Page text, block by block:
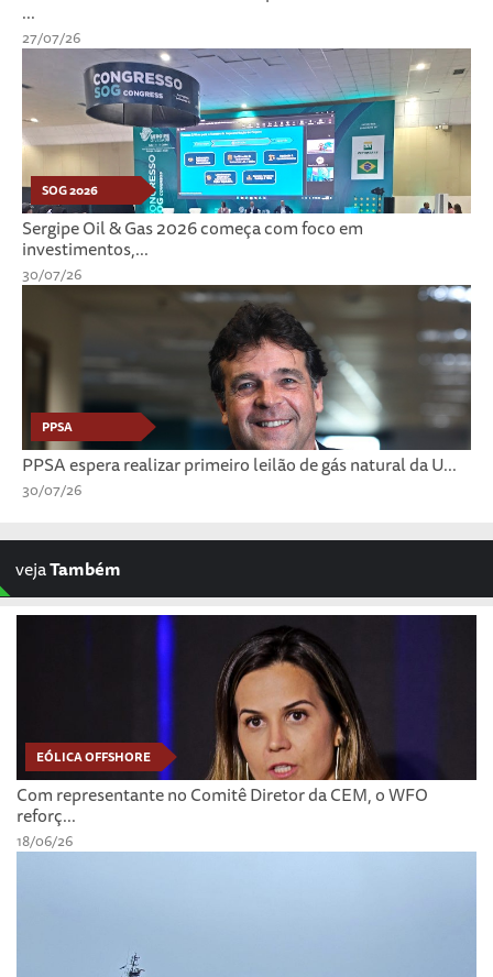
...
27/07/26
SOG 2026
Sergipe Oil & Gas 2026 começa com foco em
investimentos,...
30/07/26
PPSA
PPSA espera realizar primeiro leilão de gás natural da U...
30/07/26
vejaTambém
EÓLICA OFFSHORE
Com representante no Comitê Diretor da CEM, o WFO
reforç...
18/06/26